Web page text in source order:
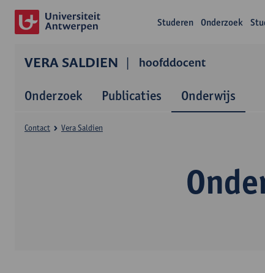
Studeren Onderzoek
VERA SALDIEN hoofddocent
Onderzoek Publicaties Onderwijs
Contact Vera Saldien